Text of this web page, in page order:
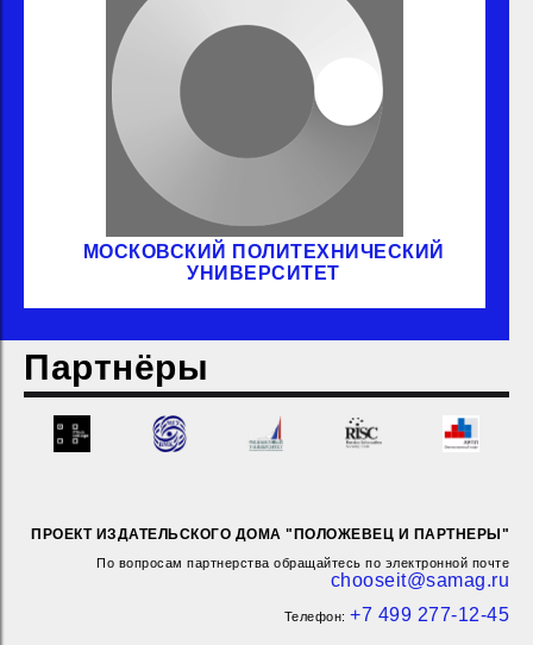
МОСКОВСКИЙ ПОЛИТЕХНИЧЕСКИЙ
УНИВЕРСИТЕТ
Партнёры
ПРОЕКТ ИЗДАТЕЛЬСКОГО ДОМА "ПОЛОЖЕВЕЦ И ПАРТНЕРЫ"
По вопросам партнерства обращайтесь по электронной почте
chooseit@samag.ru
Телефон: +7 499 277-12-45